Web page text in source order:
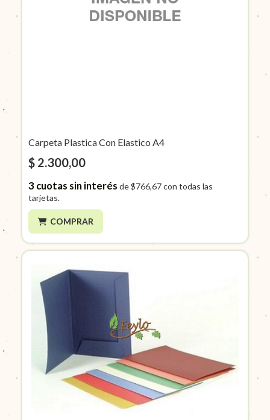
Carpeta Plastica Con Elastico A4
$ 2.300,00
3cuotas sin interés de$766,67con todas las
tarjetas.
COMPRAR